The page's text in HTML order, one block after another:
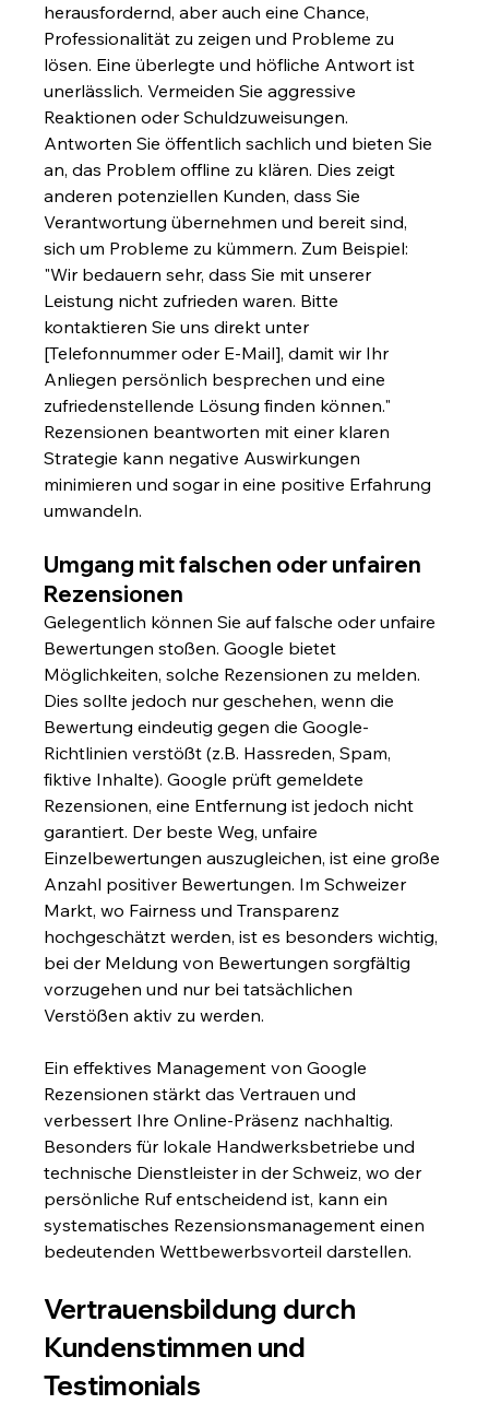
herausfordernd, aber auch eine Chance,
Professionalität zu zeigen und Probleme zu
lösen. Eine überlegte und höfliche Antwort ist
unerlässlich. Vermeiden Sie aggressive
Reaktionen oder Schuldzuweisungen.
Antworten Sie öffentlich sachlich und bieten Sie
an, das Problem offline zu klären. Dies zeigt
anderen potenziellen Kunden, dass Sie
Verantwortung übernehmen und bereit sind,
sich um Probleme zu kümmern. Zum Beispiel:
"Wir bedauern sehr, dass Sie mit unserer
Leistung nicht zufrieden waren. Bitte
kontaktieren Sie uns direkt unter
[Telefonnummer oder E-Mail], damit wir Ihr
Anliegen persönlich besprechen und eine
zufriedenstellende Lösung finden können."
Rezensionen beantworten mit einer klaren
Strategie kann negative Auswirkungen
minimieren und sogar in eine positive Erfahrung
umwandeln.
Umgang mit falschen oder unfairen
Rezensionen
Gelegentlich können Sie auf falsche oder unfaire
Bewertungen stoßen. Google bietet
Möglichkeiten, solche Rezensionen zu melden.
Dies sollte jedoch nur geschehen, wenn die
Bewertung eindeutig gegen die Google-
Richtlinien verstößt (z.B. Hassreden, Spam,
fiktive Inhalte). Google prüft gemeldete
Rezensionen, eine Entfernung ist jedoch nicht
garantiert. Der beste Weg, unfaire
Einzelbewertungen auszugleichen, ist eine große
Anzahl positiver Bewertungen. Im Schweizer
Markt, wo Fairness und Transparenz
hochgeschätzt werden, ist es besonders wichtig,
bei der Meldung von Bewertungen sorgfältig
vorzugehen und nur bei tatsächlichen
Verstößen aktiv zu werden.
Ein effektives Management von Google
Rezensionen stärkt das Vertrauen und
verbessert Ihre Online-Präsenz nachhaltig.
Besonders für lokale Handwerksbetriebe und
technische Dienstleister in der Schweiz, wo der
persönliche Ruf entscheidend ist, kann ein
systematisches Rezensionsmanagement einen
bedeutenden Wettbewerbsvorteil darstellen.
Vertrauensbildung durch
Kundenstimmen und
Testimonials